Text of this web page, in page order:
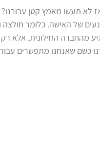
לא תעשו מאמץ קטן
של האישה. כלומר חולצה
מהחברה החילונית, אלא
כשם שאנחנו מתפשרים